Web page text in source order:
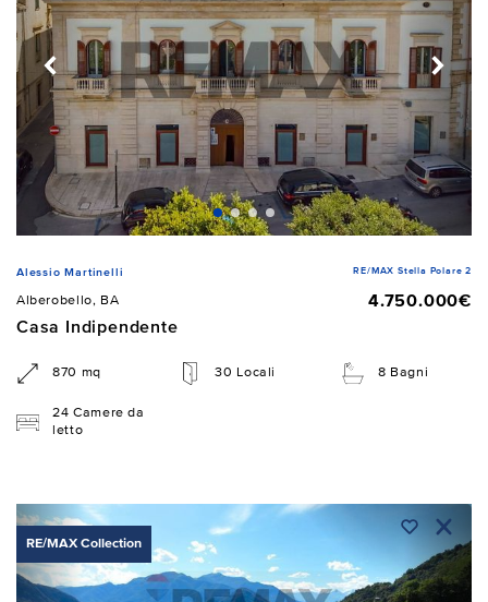
Alessio Martinelli RE/MAX Stella Polare 2
Alberobello, BA
4.750.000€
Casa Indipendente
870 mq 30 Locali 8 Bagni
24 Camere da
letto
RE/MAX Collection